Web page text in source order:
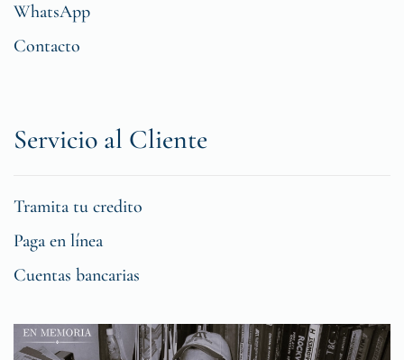
WhatsApp
Contacto
Servicio al Cliente
Tramita tu credito
Paga en línea
Cuentas bancarias